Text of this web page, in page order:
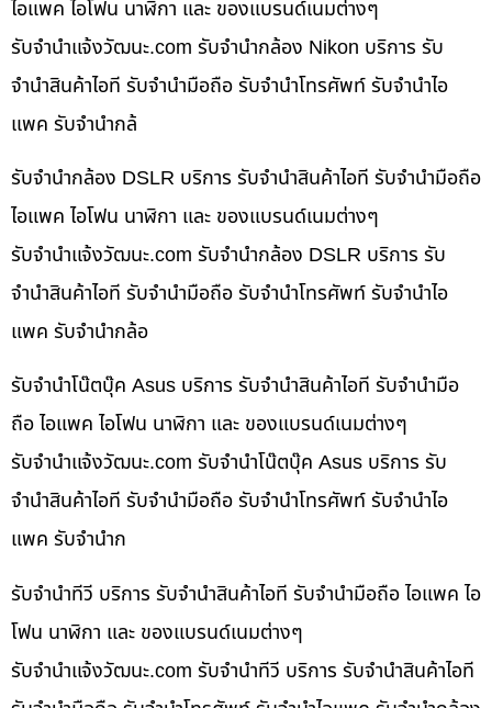
ไอแพค ไอโฟน นาฬิกา และ ของแบรนด์เนมต่างๆ
รับจํานําแจ้งวัฒนะ.com รับจำนำกล้อง Nikon บริการ รับ
จำนำสินค้าไอที รับจำนำมือถือ รับจำนำโทรศัพท์ รับจำนำไอ
แพค รับจำนำกล้
รับจำนำกล้อง DSLR บริการ รับจำนำสินค้าไอที รับจำนำมือถือ
ไอแพค ไอโฟน นาฬิกา และ ของแบรนด์เนมต่างๆ
รับจํานําแจ้งวัฒนะ.com รับจำนำกล้อง DSLR บริการ รับ
จำนำสินค้าไอที รับจำนำมือถือ รับจำนำโทรศัพท์ รับจำนำไอ
แพค รับจำนำกล้อ
รับจำนำโน๊ตบุ๊ค Asus บริการ รับจำนำสินค้าไอที รับจำนำมือ
ถือ ไอแพค ไอโฟน นาฬิกา และ ของแบรนด์เนมต่างๆ
รับจํานําแจ้งวัฒนะ.com รับจำนำโน๊ตบุ๊ค Asus บริการ รับ
จำนำสินค้าไอที รับจำนำมือถือ รับจำนำโทรศัพท์ รับจำนำไอ
แพค รับจำนำก
รับจำนำทีวี บริการ รับจำนำสินค้าไอที รับจำนำมือถือ ไอแพค ไอ
โฟน นาฬิกา และ ของแบรนด์เนมต่างๆ
รับจํานําแจ้งวัฒนะ.com รับจำนำทีวี บริการ รับจำนำสินค้าไอที